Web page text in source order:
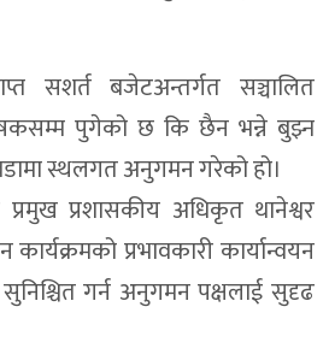
सशर्त बजेटअन्तर्गत सञ्चालित
पुगेको छ कि छैन भन्ने बुझ्न
स्थलगत अनुगमन गरेको हो।
प्रमुख प्रशासकीय अधिकृत थानेश्वर
प्रभावकारी कार्यान्वयन
गर्न अनुगमन पक्षलाई सुदृढ